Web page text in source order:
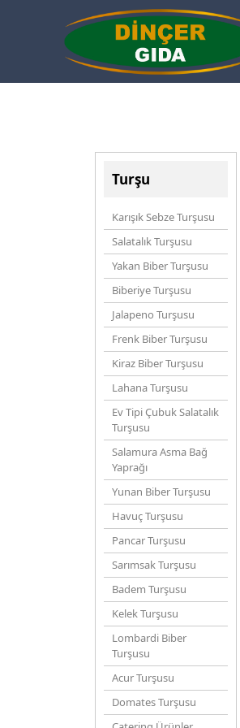
Turşu
Karışık Sebze Turşusu
Salatalık Turşusu
Yakan Biber Turşusu
Biberiye Turşusu
Jalapeno Turşusu
Frenk Biber Turşusu
Kiraz Biber Turşusu
Lahana Turşusu
Ev Tipi Çubuk Salatalık
Turşusu
Salamura Asma Bağ
Yaprağı
Yunan Biber Turşusu
Havuç Turşusu
Pancar Turşusu
Sarımsak Turşusu
Badem Turşusu
Kelek Turşusu
Lombardi Biber
Turşusu
Acur Turşusu
Domates Turşusu